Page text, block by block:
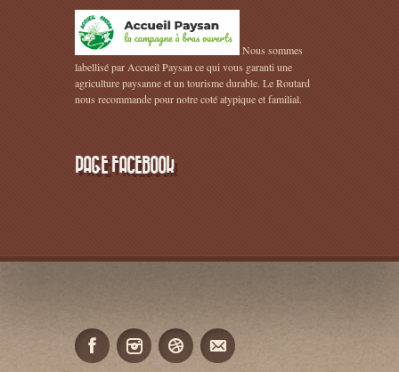
Nous sommes
labellisé par Accueil Paysan ce qui vous garanti une
agriculture paysanne et un tourisme durable. Le Routard
nous recommande pour notre coté atypique et familial.
PAGE FACEBOOK